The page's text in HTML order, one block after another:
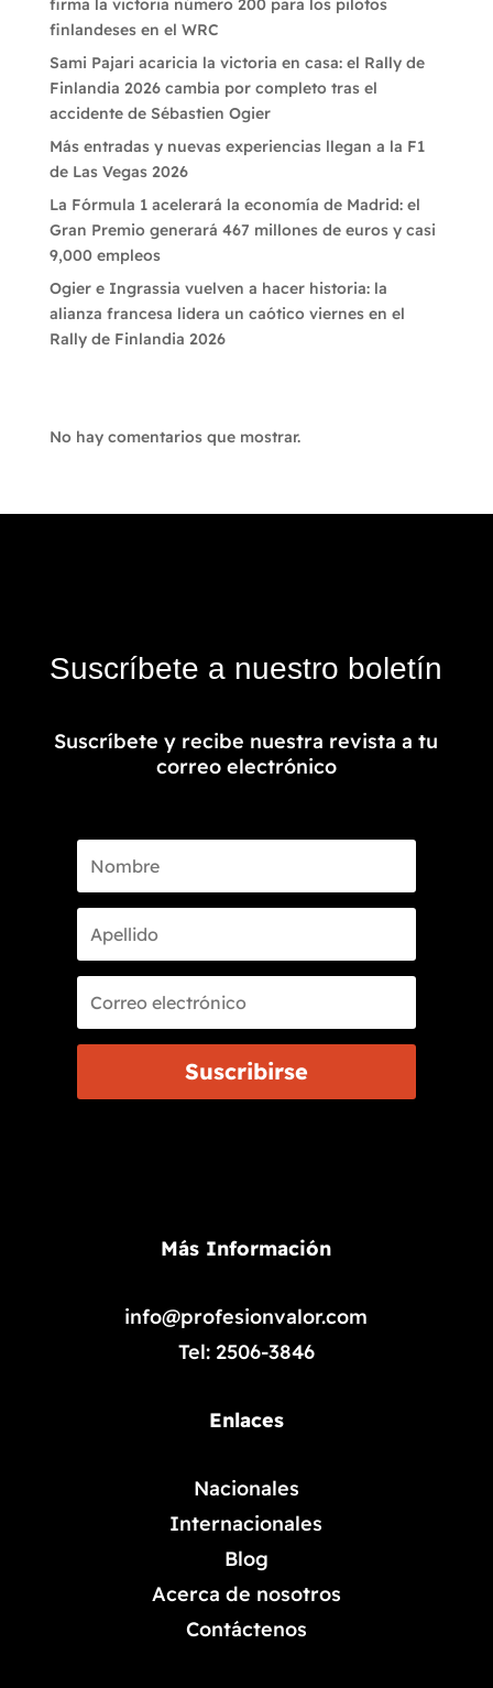
firma la victoria número 200 para los pilotos
finlandeses en el WRC
Sami Pajari acaricia la victoria en casa: el Rally de
Finlandia 2026 cambia por completo tras el
accidente de Sébastien Ogier
Más entradas y nuevas experiencias llegan a la F1
de Las Vegas 2026
La Fórmula 1 acelerará la economía de Madrid: el
Gran Premio generará 467 millones de euros y casi
9,000 empleos
Ogier e Ingrassia vuelven a hacer historia: la
alianza francesa lidera un caótico viernes en el
Rally de Finlandia 2026
No hay comentarios que mostrar.
Suscríbete a nuestro boletín
Suscríbete y recibe nuestra revista a tu
correo electrónico
Suscribirse
Más Información
info@profesionvalor.com
Tel: 2506-3846
Enlaces
Nacionales
Internacionales
Blog
Acerca de nosotros
Contáctenos